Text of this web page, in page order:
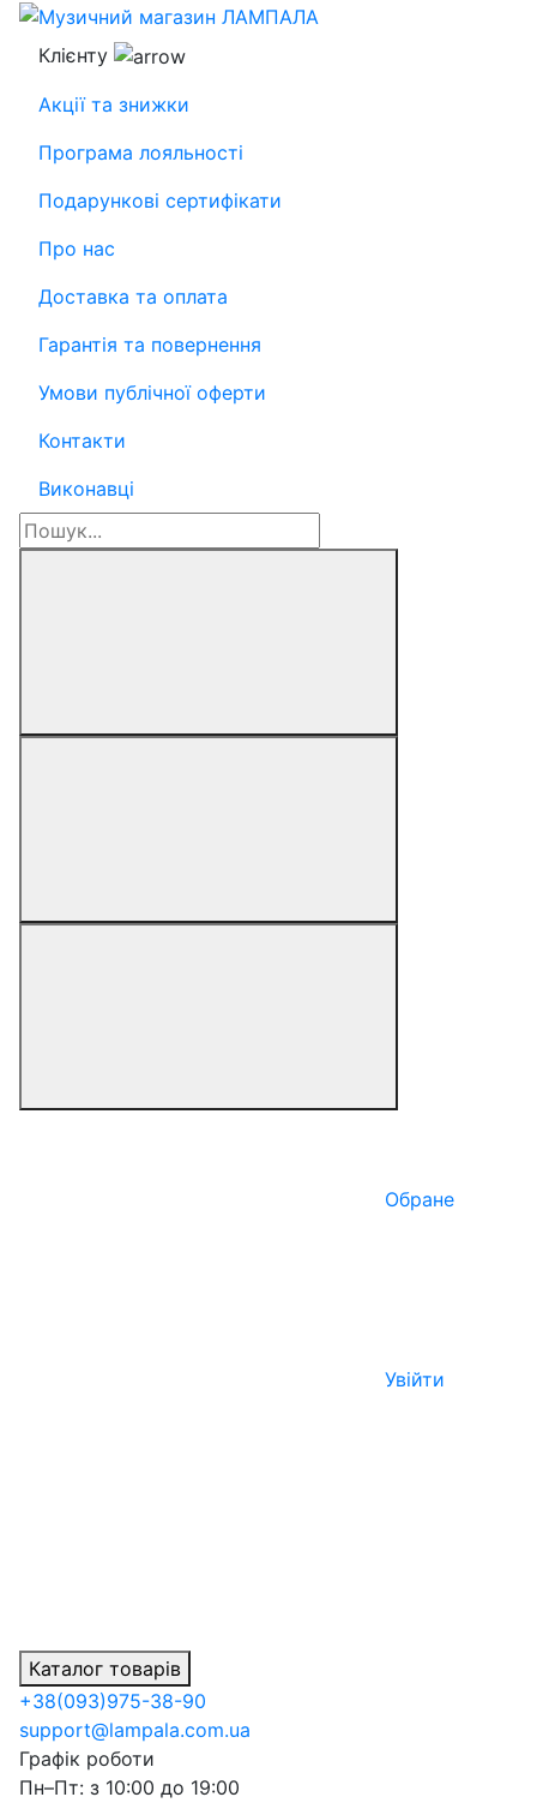
Клієнту
Акції та знижки
Програма лояльності
Подарункові сертифікати
Про нас
Доставка та оплата
Гарантія та повернення
Умови публічної оферти
Контакти
Виконавці
Обране
Увійти
Каталог товарів
+38(093)975-38-90
support@lampala.com.ua
Графік роботи
Пн–Пт: з 10:00 до 19:00